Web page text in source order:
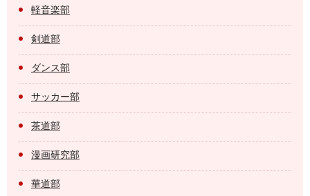
軽音楽部
剣道部
ダンス部
サッカー部
茶道部
漫画研究部
華道部